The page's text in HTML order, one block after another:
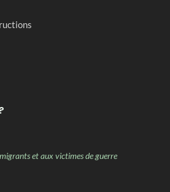
et aux victimes de guerre